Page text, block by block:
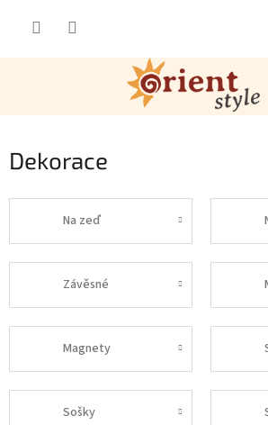
Dekorace
Na zeď
Závěsné
Magnety
Sošky